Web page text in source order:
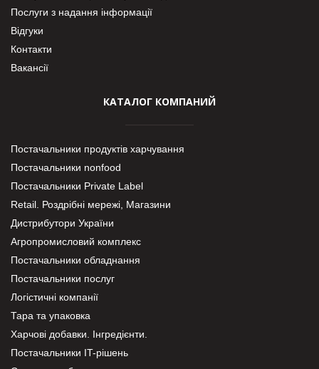
Послуги з надання інформації
Відгуки
Контакти
Вакансії
КАТАЛОГ КОМПАНИЙ
Постачальники продуктів харчування
Постачальники nonfood
Постачальники Private Label
Retail. Роздрібні мережі, Магазини
Дистрибутори України
Агропромисловий комплекс
Постачальники обладнання
Постачальники послуг
Логістичні компанії
Тара та упаковка
Харчові добавки. Інгредієнти.
Постачальники IT-рішень